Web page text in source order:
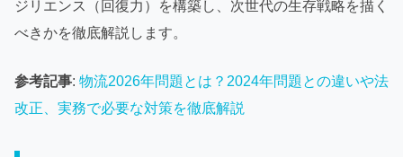
ジリエンス（回復力）を構築し、次世代の生存戦略を描く
べきかを徹底解説します。
参考記事: 物流2026年問題とは？2024年問題との違いや法
改正、実務で必要な対策を徹底解説